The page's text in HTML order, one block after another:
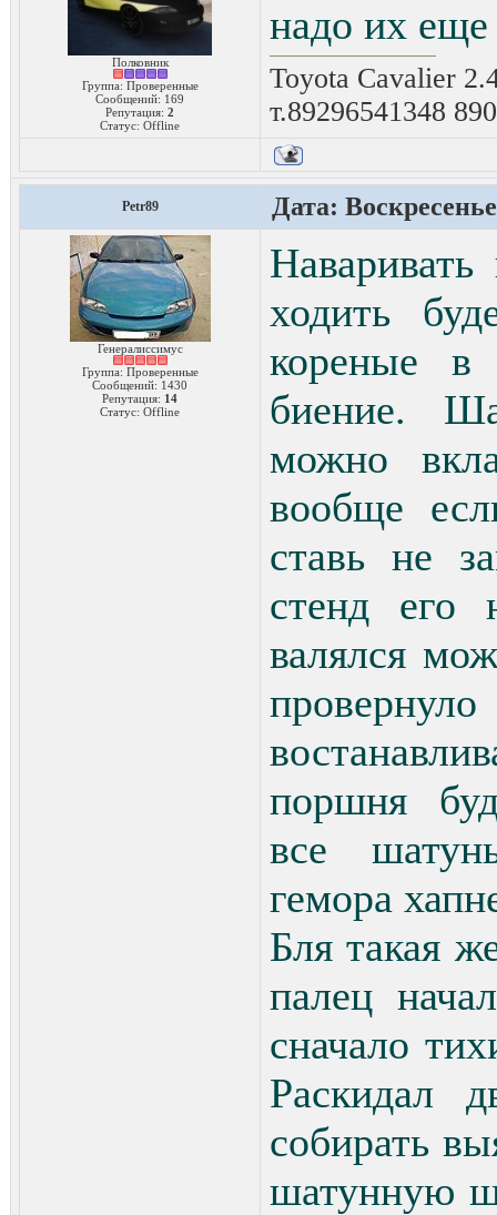
Полковник
Группа: Проверенные
Сообщений: 169
Репутация: 2
Статус: Offline
надо их еще
Toyota Cavalier
т.89296541348
Petr89 Дата:
Генералиссимус
Группа: Проверенные
Сообщений: 1430
Репутация: 14
Статус: Offline
ходить
кореные в
биение.
можно
вообще
ставь не
стенд его
валялся
поршня
все
гемора
Бля такая
палец
сначало
Раскидал
собирать
шатунную